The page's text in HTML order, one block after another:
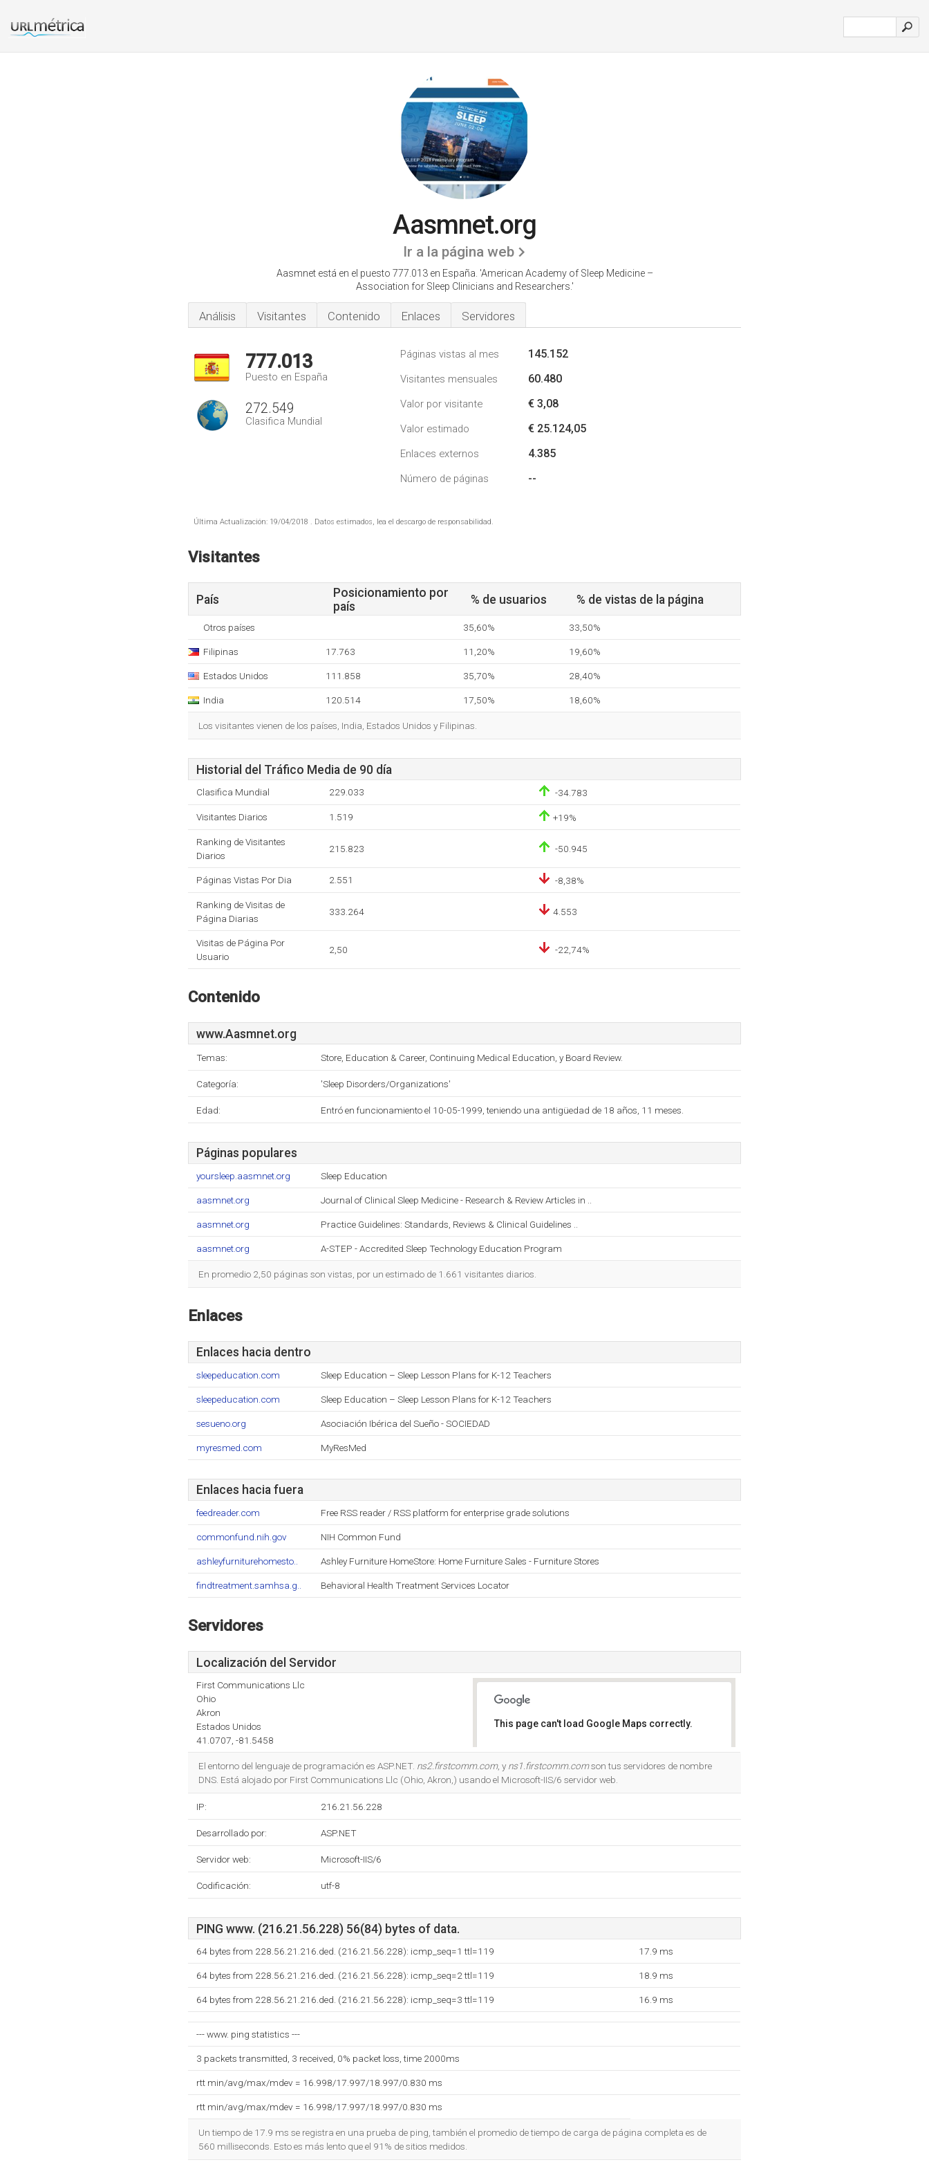
Aasmnet.org
Ir a la página web
Aasmnet está en el puesto 777.013 en España. 'American Academy of Sleep Medicine –
Association for Sleep Clinicians and Researchers.'
Análisis Visitantes Contenido Enlaces Servidores
777.013
Puesto en España
272.549
Clasifica Mundial
Páginas vistas al mes 145.152
Visitantes mensuales 60.480
Valor por visitante € 3,08
Valor estimado € 25.124,05
Enlaces externos 4.385
Número de páginas --
Última Actualización: 19/04/2018 . Datos estimados, lea el descargo de responsabilidad.
Visitantes
País
Posicionamiento por
país
% de usuarios % de vistas de la página
Otros países 35,60% 33,50%
Filipinas 17.763 11,20% 19,60%
Estados Unidos 111.858 35,70% 28,40%
India 120.514 17,50% 18,60%
Los visitantes vienen de los países, India, Estados Unidos y Filipinas.
Historial del Tráfico Media de 90 día
Clasifica Mundial 229.033 -34.783
Visitantes Diarios 1.519 +19%
Ranking de Visitantes
Diarios
215.823 -50.945
Páginas Vistas Por Dia 2.551 -8,38%
Ranking de Visitas de
Página Diarias
333.264 4.553
Visitas de Página Por
Usuario
2,50 -22,74%
Contenido
www.Aasmnet.org
Temas: Store, Education & Career, Continuing Medical Education, y Board Review.
Categoría: 'Sleep Disorders/Organizations'
Edad: Entró en funcionamiento el 10-05-1999, teniendo una antigüedad de 18 años, 11 meses.
Páginas populares
yoursleep.aasmnet.org Sleep Education
aasmnet.org Journal of Clinical Sleep Medicine - Research & Review Articles in ..
aasmnet.org Practice Guidelines: Standards, Reviews & Clinical Guidelines ..
aasmnet.org A-STEP - Accredited Sleep Technology Education Program
En promedio 2,50 páginas son vistas, por un estimado de 1.661 visitantes diarios.
Enlaces
Enlaces hacia dentro
sleepeducation.com Sleep Education – Sleep Lesson Plans for K-12 Teachers
sleepeducation.com Sleep Education – Sleep Lesson Plans for K-12 Teachers
sesueno.org Asociación Ibérica del Sueño - SOCIEDAD
myresmed.com MyResMed
Enlaces hacia fuera
feedreader.com Free RSS reader / RSS platform for enterprise grade solutions
commonfund.nih.gov NIH Common Fund
ashleyfurniturehomesto.. Ashley Furniture HomeStore: Home Furniture Sales - Furniture Stores
findtreatment.samhsa.g.. Behavioral Health Treatment Services Locator
Servidores
Localización del Servidor
First Communications Llc
Ohio
Akron
Estados Unidos
41.0707, -81.5458
This page can't load Google Maps correctly.
Do you own this website?
El entorno del lenguaje de programación es ASP.NET. ns2.firstcomm.com, y ns1.firstcomm.comson tus servidores de nombre
DNS. Está alojado por First Communications Llc (Ohio, Akron,) usando el Microsoft-IIS/6 servidor web.
IP: 216.21.56.228
Desarrollado por: ASP.NET
Servidor web: Microsoft-IIS/6
Codificación: utf-8
PING www. (216.21.56.228) 56(84) bytes of data.
64 bytes from 228.56.21.216.ded. (216.21.56.228): icmp_seq=1 ttl=119 17.9 ms
64 bytes from 228.56.21.216.ded. (216.21.56.228): icmp_seq=2 ttl=119 18.9 ms
64 bytes from 228.56.21.216.ded. (216.21.56.228): icmp_seq=3 ttl=119 16.9 ms
--- www. ping statistics ---
3 packets transmitted, 3 received, 0% packet loss, time 2000ms
rtt min/avg/max/mdev = 16.998/17.997/18.997/0.830 ms
rtt min/avg/max/mdev = 16.998/17.997/18.997/0.830 ms
Un tiempo de 17.9 ms se registra en una prueba de ping, también el promedio de tiempo de carga de página completa es de
560 milliseconds. Esto es más lento que el 91% de sitios medidos.